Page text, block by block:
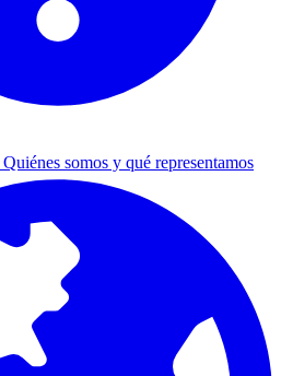
Quiénes somos y qué representamos